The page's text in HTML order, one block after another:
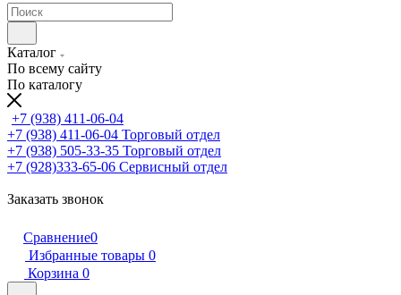
Каталог
По всему сайту
По каталогу
+7 (938) 411-06-04
+7 (938) 411-06-04 Торговый отдел
+7 (938) 505-33-35 Торговый отдел
+7 (928)333-65-06 Сервисный отдел
Заказать звонок
Сравнение0
Избранные товары 0
Корзина 0